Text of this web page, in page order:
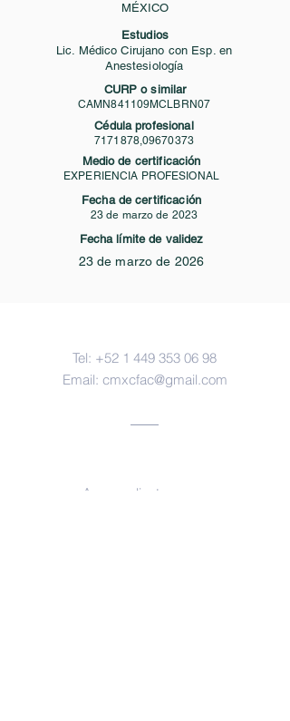
MÉXICO
Estudios
Lic. Médico Cirujano con Esp. en
Anestesiología
CURP o similar
CAMN841109MCLBRN07
Cédula profesional
7171878,09670373
Medio de certificación
EXPERIENCIA PROFESIONAL
Fecha de certificación
23 de marzo de 2023
Fecha límite de validez
23 de marzo de 2026
Tel: +52 1 449 353 06 98
Email: cmxcfac@gmail.com
Aguascalientes, ags.